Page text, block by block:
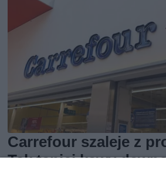
Carrefour szaleje z
Tak taniej kawy